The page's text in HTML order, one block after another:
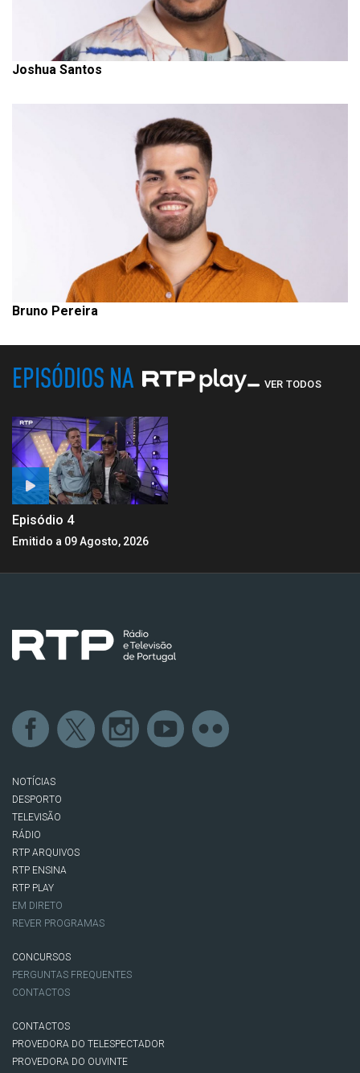
Joshua Santos
Bruno Pereira
EPISÓDIOS NA VER TODOS
Episódio 4
Emitido a 09 Agosto, 2026
NOTÍCIAS
DESPORTO
TELEVISÃO
RÁDIO
RTP ARQUIVOS
RTP ENSINA
RTP PLAY
EM DIRETO
REVER PROGRAMAS
CONCURSOS
PERGUNTAS FREQUENTES
CONTACTOS
CONTACTOS
PROVEDORA DO TELESPECTADOR
PROVEDORA DO OUVINTE